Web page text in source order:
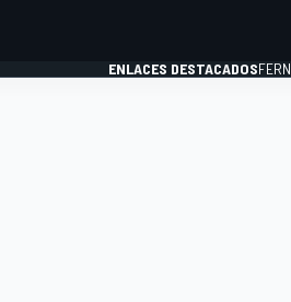
ENLACES DESTACADOS